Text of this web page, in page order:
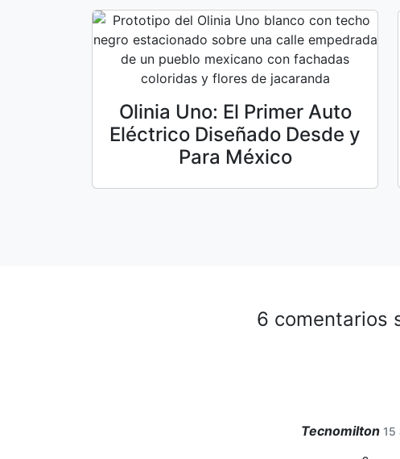
Olinia Uno: El Primer Auto
Eléctrico Diseñado Desde y
Para México
6 comentarios
Tecnomilton 15